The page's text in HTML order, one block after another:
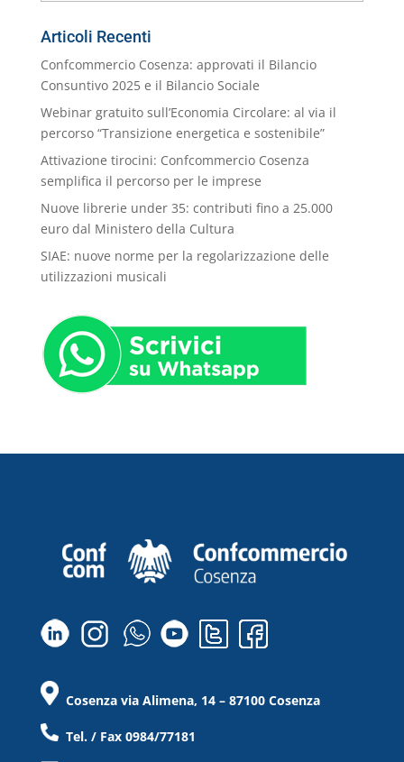
nostre
Categorie
Articoli Recenti
Confcommercio Cosenza: approvati il Bilancio
Consuntivo 2025 e il Bilancio Sociale
Webinar gratuito sull’Economia Circolare: al via il
percorso “Transizione energetica e sostenibile”
Attivazione tirocini: Confcommercio Cosenza
semplifica il percorso per le imprese
Nuove librerie under 35: contributi fino a 25.000
euro dal Ministero della Cultura
SIAE: nuove norme per la regolarizzazione delle
utilizzazioni musicali
Cosenza via Alimena, 14 – 87100 Cosenza
Tel. / Fax 0984/77181